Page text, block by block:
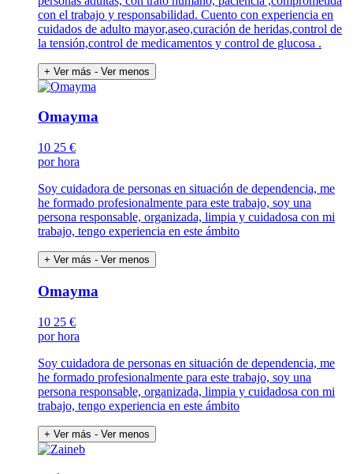
con el trabajo y responsabilidad. Cuento con experiencia en
cuidados de adulto mayor,aseo,curación de heridas,control de
la tensión,control de medicamentos y control de glucosa .
+ Ver más - Ver menos
Omayma
10 25 €
por hora
Soy cuidadora de personas en situación de dependencia, me
he formado profesionalmente para este trabajo, soy una
persona responsable, organizada, limpia y cuidadosa con mi
trabajo, tengo experiencia en este ámbito
+ Ver más - Ver menos
Omayma
10 25 €
por hora
Soy cuidadora de personas en situación de dependencia, me
he formado profesionalmente para este trabajo, soy una
persona responsable, organizada, limpia y cuidadosa con mi
trabajo, tengo experiencia en este ámbito
+ Ver más - Ver menos